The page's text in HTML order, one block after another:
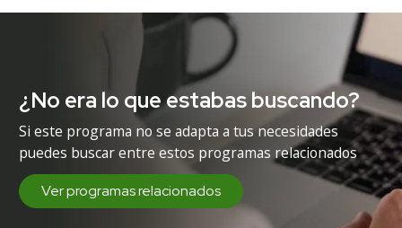
¿No era lo que estabas buscando?
Si este programa no se adapta a tus necesidades
puedes buscar entre estos programas relacionados
Ver programas relacionados